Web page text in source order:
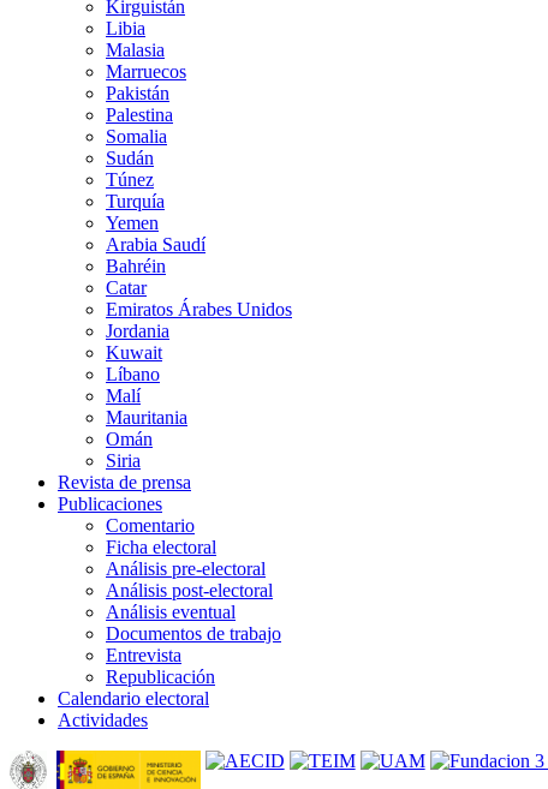
Kirguistán
Libia
Malasia
Marruecos
Pakistán
Palestina
Somalia
Sudán
Túnez
Turquía
Yemen
Arabia Saudí
Bahréin
Catar
Emiratos Árabes Unidos
Jordania
Kuwait
Líbano
Malí
Mauritania
Omán
Siria
Revista de prensa
Publicaciones
Comentario
Ficha electoral
Análisis pre-electoral
Análisis post-electoral
Análisis eventual
Documentos de trabajo
Entrevista
Republicación
Calendario electoral
Actividades